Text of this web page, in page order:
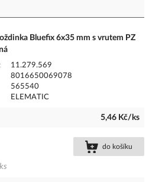
Bluefix 6x35 mm s vrutem PZ
11.279.569
8016650069078
565540
ELEMATIC
5,46 Kč/ks
do košíku